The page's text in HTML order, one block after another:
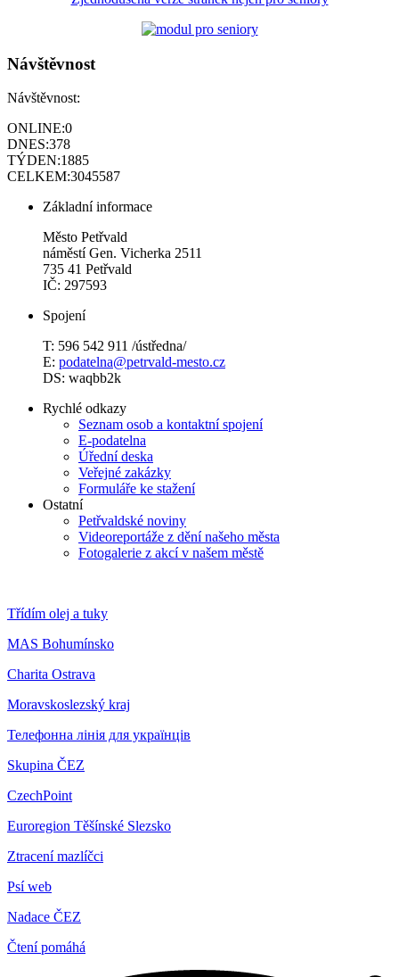
Návštěvnost
Návštěvnost:
ONLINE:0
DNES:378
TÝDEN:1885
CELKEM:3045587
Základní informace
Město Petřvald
náměstí Gen. Vicherka 2511
735 41 Petřvald
IČ: 297593
Spojení
T: 596 542 911 /ústředna/
E: podatelna@petrvald-mesto.cz
DS: waqbb2k
Rychlé odkazy
Seznam osob a kontaktní spojení
E-podatelna
Úřední deska
Veřejné zakázky
Formuláře ke stažení
Ostatní
Petřvaldské noviny
Videoreportáže z dění našeho města
Fotogalerie z akcí v našem městě
Třídím olej a tuky
MAS Bohumínsko
Charita Ostrava
Moravskoslezský kraj
Телефонна лінія для українців
Skupina ČEZ
CzechPoint
Euroregion Těšínské Slezsko
Ztracení mazlíčci
Psí web
Nadace ČEZ
Čtení pomáhá